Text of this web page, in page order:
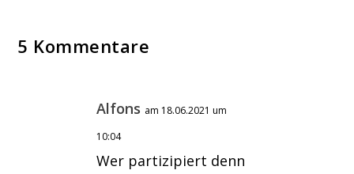
5 Kommentare
Alfons am 18.06.2021 um
10:04
Wer partizipiert denn